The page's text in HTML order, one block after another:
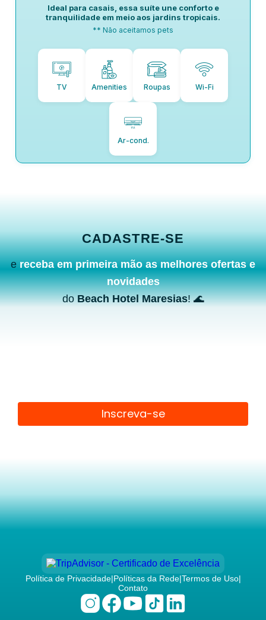
Ideal para casais, essa suíte une conforto e
tranquilidade em meio aos jardins tropicais.
** Não aceitamos pets
TV Amenities Roupas Wi-Fi
Ar-cond.
CADASTRE-SE
ereceba em primeira mão as melhores ofertas e
novidades
doBeach Hotel Maresias! 🌊
Inscreva-se
Política de Privacidade|Políticas da Rede|Termos de Uso|
Contato